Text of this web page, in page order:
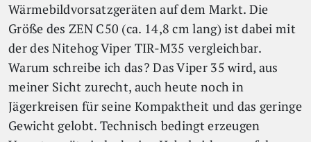
Wärmebildvorsatzgeräten auf dem Markt. Die
Größe des ZEN C50 (ca. 14,8 cm lang) ist dabei mit
der des Nitehog Viper TIR-M35 vergleichbar.
Warum schreibe ich das? Das Viper 35 wird, aus
meiner Sicht zurecht, auch heute noch in
Jägerkreisen für seine Kompaktheit und das geringe
Gewicht gelobt. Technisch bedingt erzeugen